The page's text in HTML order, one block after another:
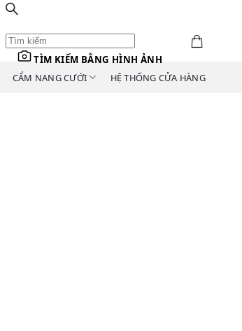
TÌM KIẾM BẰNG HÌNH ẢNH
CẨM NANG CƯỚI HỆ THỐNG CỬA HÀNG